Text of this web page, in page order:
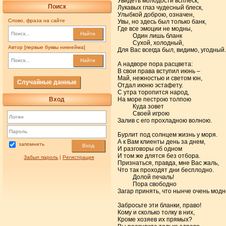
Поиск
Слово, фраза на сайте
Найти
Автор [первые буквы никнейма]
Найти
Случайные данные
Вход
запомнить Вход
Забыл пароль |Регистрация
Лукавых глаз чудесный блеск,
Улыбкой доброю, означен,
Увы, но здесь был только банк,
Где все эмоции не модны,
Один лишь бланк
Сухой, холодный,
Для Вас всегда был, видимо, угодный.
А надворе пора расцвета:
В свои права вступил июнь –
Май, нежностью и светом юн,
Отдал июню эстафету.
С утра торопится народ,
На море пестрою толпою
Куда зовет
Своей игрою
Залив с его прохладною волною.
Бурлит под солнцем жизнь у моря.
А к Вам клиенты день за днем,
И разговоры об одном
И том же длятся без отбора.
Признаться, правда, мне Вас жаль,
Что так проходят дни бесплодно.
Долой печаль!
Пора свободно
Загар принять, что нынче очень
Забросьте эти бланки, право!
Кому и сколько толку в них,
Кроме хозяев их прямых?